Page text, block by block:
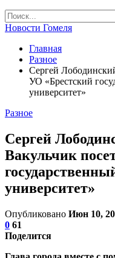
Новости Гомеля
Главная
Разное
Сергей
УО «Брестский
университет»
Разное
Сергей
Вакульчик
университет»
Опубликовано Июн 10,
0 61
Поделится